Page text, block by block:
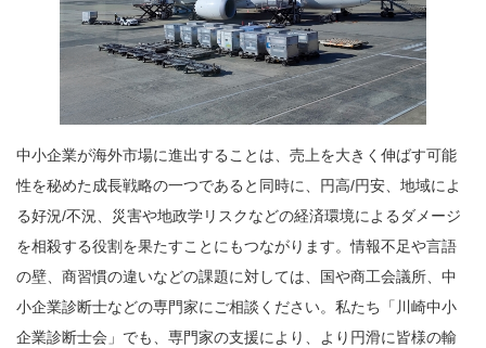
中小企業が海外市場に進出することは、売上を大きく伸ばす可能
性を秘めた成長戦略の一つであると同時に、円高/円安、地域によ
る好況/不況、災害や地政学リスクなどの経済環境によるダメージ
を相殺する役割を果たすことにもつながります。情報不足や言語
の壁、商習慣の違いなどの課題に対しては、国や商工会議所、中
小企業診断士などの専門家にご相談ください。私たち「川崎中小
企業診断士会」でも、専門家の支援により、より円滑に皆様の輸